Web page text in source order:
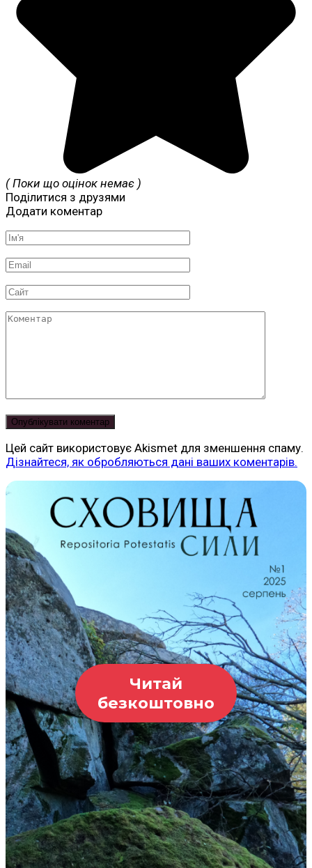
( Поки що оцінок немає )
Поділитися з друзями
Додати коментар
Ім'я
Email
Сайт
Коментар
Цей сайт використовує Akismet для зменшення спаму.
Дізнайтеся, як обробляються дані ваших коментарів.
Читай
безкоштовно